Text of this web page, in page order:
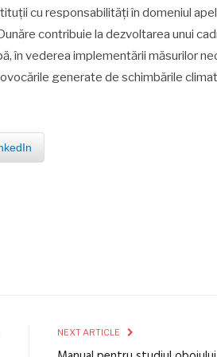
cu responsabilități în domeniul
contribuie la dezvoltarea unui
în vederea implementării măsurilor
generate de schimbările
NEXT ARTICLE